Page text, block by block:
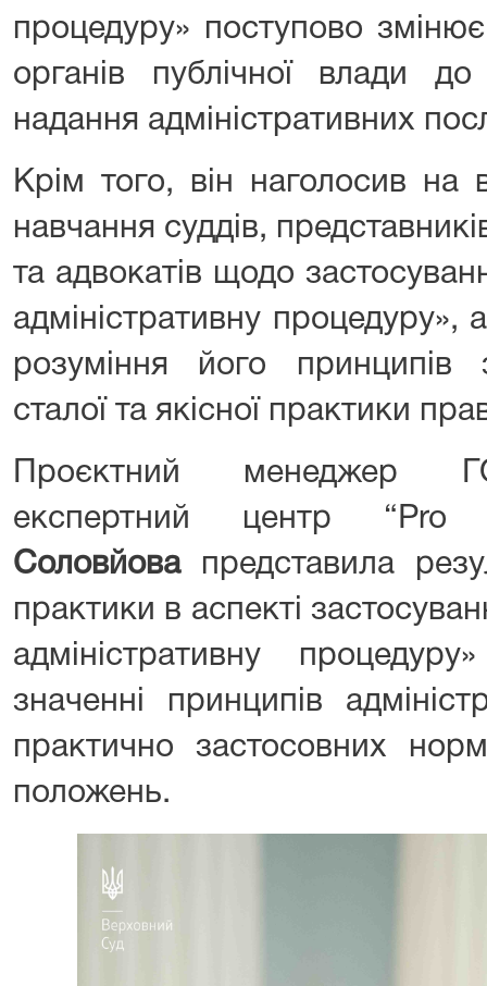
процедуру» поступово
органів публічної влади
надання адміністративних
Крім того, він наголосив на
навчання суддів,
та адвокатів щодо
адміністративну процедуру»,
розуміння його принципів
сталої та якісної практики
Проєктний менеджер
експертний центр
Соловйовапредставила
практики в аспекті
адміністративну
значенні принципів
практично застосовних
положень.